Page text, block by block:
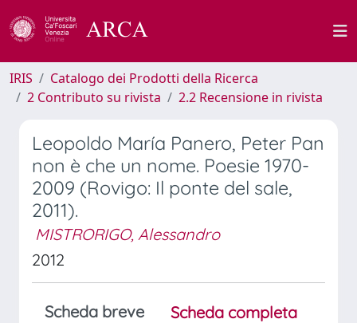
IRIS
Catalogo dei Prodotti della Ricerca
2 Contributo su rivista
2.2 Recensione in rivista
Leopoldo María Panero, Peter Pan
non è che un nome. Poesie 1970-
2009 (Rovigo: Il ponte del sale,
2011).
MISTRORIGO, Alessandro
2012
Scheda breve
Scheda completa